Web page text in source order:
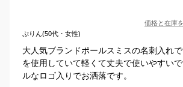
価格と在庫を
ぷりん(50代・女性)
大人気ブランドポールスミスの名刺入れ
を使用していて軽くて丈夫で使いやすい
ルなロゴ入りでお洒落です。